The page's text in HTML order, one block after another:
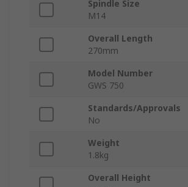
Spindle Size
M14
Overall Length
270mm
Model Number
GWS 750
Standards/Approvals
No
Weight
1.8kg
Overall Height